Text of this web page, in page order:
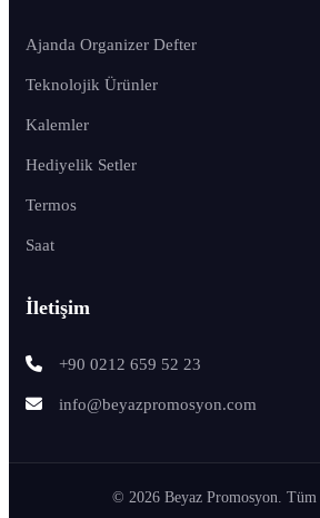
Ajanda Organizer Defter
Teknolojik Ürünler
Kalemler
Hediyelik Setler
Termos
Saat
İletişim
+90 0212 659 52 23
info@beyazpromosyon.com
© 2026 Beyaz Promosyon. Tüm